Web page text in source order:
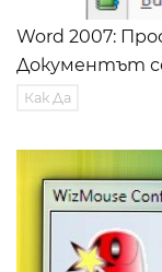
Word 2007:
Документът
Как Да